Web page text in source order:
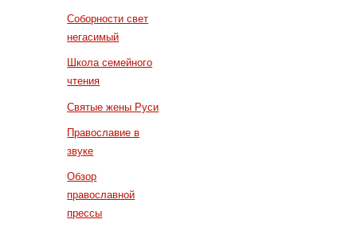
Соборности свет
негасимый
Школа семейного
чтения
Святые жены Руси
Православие в
звуке
Обзор
православной
прессы